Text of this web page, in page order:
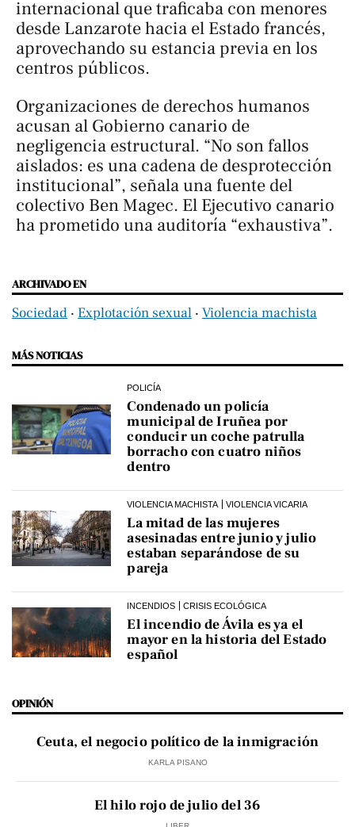
internacional que traficaba con menores
desde Lanzarote hacia el Estado francés,
aprovechando su estancia previa en los
centros públicos.
Organizaciones de derechos humanos
acusan al Gobierno canario de
negligencia estructural. “No son fallos
aislados: es una cadena de desprotección
institucional”, señala una fuente del
colectivo Ben Magec. El Ejecutivo canario
ha prometido una auditoría “exhaustiva”.
ARCHIVADO EN
Sociedad ‧ Explotación sexual ‧ Violencia machista
MÁS NOTICIAS
POLICÍA
Condenado un policía
municipal de Iruñea por
conducir un coche patrulla
borracho con cuatro niños
dentro
VIOLENCIA MACHISTA VIOLENCIA VICARIA
La mitad de las mujeres
asesinadas entre junio y julio
estaban separándose de su
pareja
INCENDIOS CRISIS ECOLÓGICA
El incendio de Ávila es ya el
mayor en la historia del Estado
español
OPINIÓN
Ceuta, el negocio político de la inmigración
KARLA PISANO
El hilo rojo de julio del 36